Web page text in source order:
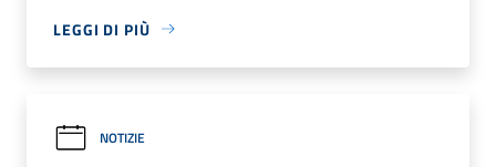
LEGGI DI PIÙ
NOTIZIE